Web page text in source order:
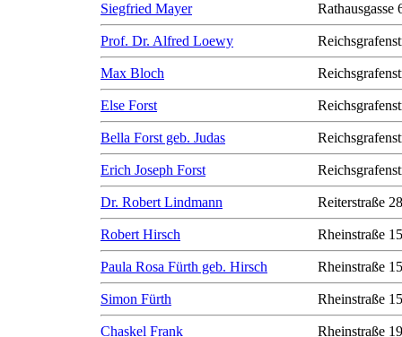
Siegfried Mayer Rathausgasse
Prof. Dr. Alfred Loewy
Max Bloch
Else Forst
Bella Forst geb. Judas
Erich Joseph Forst
Dr. Robert Lindmann Reiterstraße 28
Robert Hirsch Rheinstraße 15
Paula Rosa Fürth geb. Hirsch Rheinstraße 15
Simon Fürth Rheinstraße 15
Chaskel Frank Rheinstraße 19